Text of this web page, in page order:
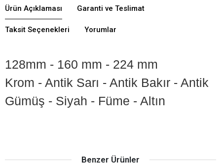
Ürün Açıklaması Garanti ve Teslimat
Taksit Seçenekleri Yorumlar
128mm - 160 mm - 224 mm
Krom - Antik Sarı - Antik Bakır - Antik
Gümüş - Siyah - Füme - Altın
Benzer Ürünler